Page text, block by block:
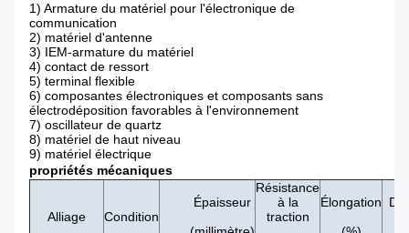
1) Armature du matériel pour l'électronique de
communication
2) matériel d'antenne
3) IEM-armature du matériel
4) contact de ressort
5) terminal flexible
6) composantes électroniques et composants sans
électrodéposition favorables à l'environnement
7) oscillateur de quartz
8) matériel de haut niveau
9) matériel électrique
propriétés mécaniques
Alliage Condition
Épaisseur
Résistance
à la
traction
Élongation